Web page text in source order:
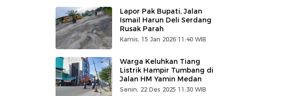
Lapor Pak Bupati, Jalan
Ismail Harun Deli Serdang
Rusak Parah
Kamis, 15 Jan 2026 11:40 WIB
Warga Keluhkan Tiang
Listrik Hampir Tumbang di
Jalan HM Yamin Medan
Senin, 22 Des 2025 11:30 WIB